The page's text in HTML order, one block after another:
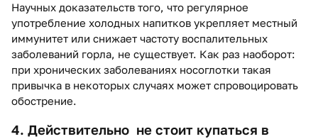
Научных доказательств того, что регулярное
употребление холодных напитков укрепляет местный
иммунитет или снижает частоту воспалительных
заболеваний горла, не существует. Как раз наоборот:
при хронических заболеваниях носоглотки такая
привычка в некоторых случаях может спровоцировать
обострение.
4. Действительно не стоит купаться в